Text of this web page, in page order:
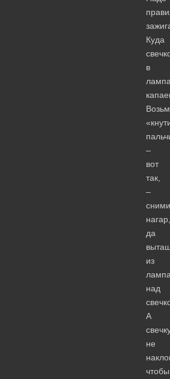
Куда
в
–
вот
так,
–
сними
нагар,
да
из
над
А
не
чтобы